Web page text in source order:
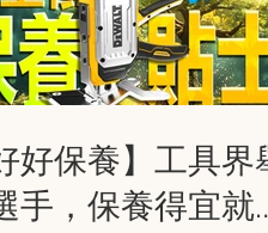
池 DEWALT
好保養】工具界
手，保養得宜就